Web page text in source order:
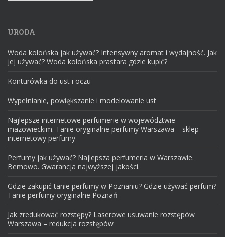
URODA
Woda kolońska jak używać? Intensywny aromat i wydajność. Jak
jej używać? Woda kolońska prastara gdzie kupić?
Konturówka do ust i oczu
Wypełnianie, powiększanie i modelowanie ust
Najlepsze internetowe perfumerie w województwie
mazowieckim. Tanie oryginalne perfumy Warszawa – sklep
internetowy perfumy
Perfumy jak używać? Najlepsza perfumeria w Warszawie.
Bemowo. Gwarancja najwyższej jakości.
Gdzie zakupić tanie perfumy w Poznaniu? Gdzie używać perfum?
Tanie perfumy oryginalne Poznań
Jak zredukować rozstępy? Laserowe usuwanie rozstępów
Warszawa – redukcja rozstępów